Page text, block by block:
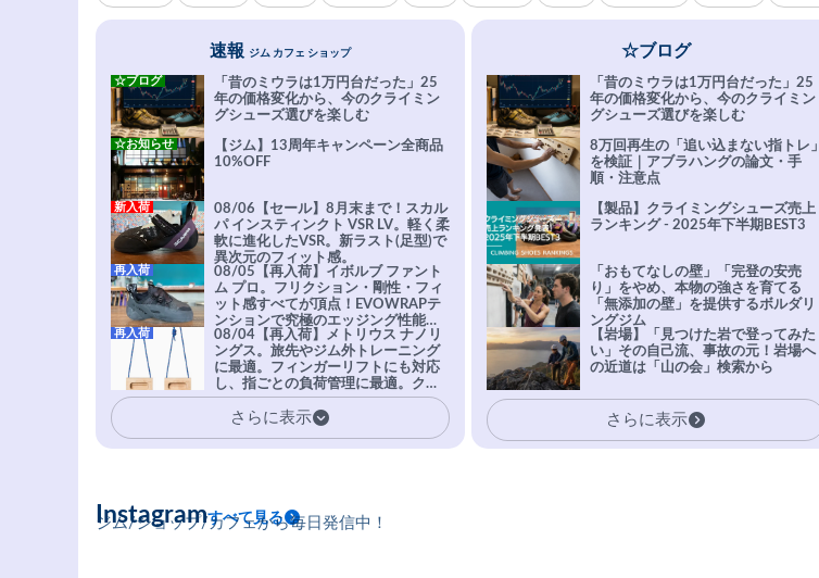
速報 ジム カフェ ショップ
「昔のミウラは1万円台だった」25
年の価格変化から、今のクライミン
グシューズ選びを楽しむ
☆ブログ
【ジム】13周年キャンペーン全商品
10%OFF
☆お知らせ
08/06【セール】8月末まで！スカル
パ インスティンクト VSR LV。軽く柔
軟に進化したVSR。新ラスト(足型)で
異次元のフィット感。
新入荷
08/05【再入荷】イボルブ ファント
ム プロ。フリクション・剛性・フィ
ット感すべてが頂点！EVOWRAPテ
ンションで究極のエッジング性能を
実現。進化系ラバーEvo-74はTRAX
を凌駕する粘着力で極小ホールドに
安心感。
再入荷
08/04【再入荷】メトリウス ナノリ
ングス。旅先やジム外トレーニング
に最適。フィンガーリフトにも対応
し、指ごとの負荷管理に最適。クラ
イマーの指を本気で鍛えるギア。
再入荷
さらに表示
☆ブログ
「昔のミウラは1万円台だった」25
年の価格変化から、今のクライミン
グシューズ選びを楽しむ
8万回再生の「追い込まない指トレ」
を検証｜アブラハングの論文・手
順・注意点
【製品】クライミングシューズ売上
ランキング - 2025年下半期BEST3
「おもてなしの壁」「完登の安売
り」をやめ、本物の強さを育てる
「無添加の壁」を提供するボルダリ
ングジム
【岩場】「見つけた岩で登ってみた
い」その自己流、事故の元！岩場へ
の近道は「山の会」検索から
さらに表示
ジム/ショップ/カフェから毎日発信中！
Instagramすべて見る